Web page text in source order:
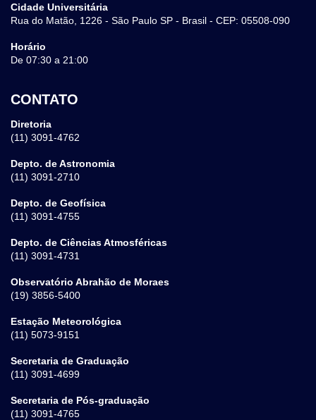
Cidade Universitária
Rua do Matão, 1226 - São Paulo SP - Brasil - CEP: 05508-090
Horário
De 07:30 a 21:00
CONTATO
Diretoria
(11) 3091-4762
Depto. de Astronomia
(11) 3091-2710
Depto. de Geofísica
(11) 3091-4755
Depto. de Ciências Atmosféricas
(11) 3091-4731
Observatório Abrahão de Moraes
(19) 3856-5400
Estação Meteorológica
(11) 5073-9151
Secretaria de Graduação
(11) 3091-4699
Secretaria de Pós-graduação
(11) 3091-4765